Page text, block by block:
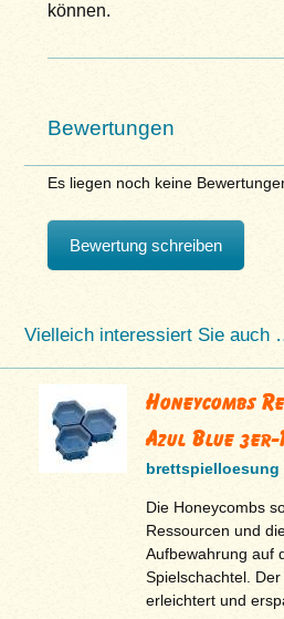
können.
Bewertungen
Es liegen noch keine
Bewertung schreiben
Vielleich interessiert Sie auch
Honeycombs
Azul Blue 3er-
brettspielloesung
Die Honeycombs
Ressourcen und
Aufbewahrung auf
Spielschachtel.
erleichtert und